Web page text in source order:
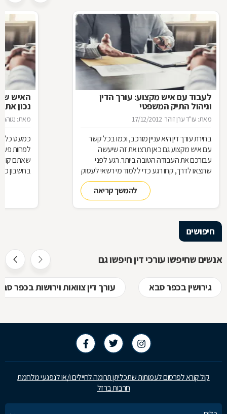
לעבוד עם איש מקצוע: עורך הדין
וניהול התיק המשפטי
מאת: עו"ד ערן זוהר 17/12/2012
בחירת עורך דין היא עניין מורכב, וכמו בכל קשר
עם איש מקצוע גם כאן תרצו את זה שיעשה
עבורכם את העבודה הטובה ביותר. רגע לפני
שתצאו לדרך, קחו רגע כדי ללמוד מי רשאי לעסוק
בעריכת דין ומה הידע הבסיסי הנדרש כדי לטפל
להמשך קריאה
האיש
נכון את
מאת: נגוהה
כמעט כל
לפחות
שאתם
בחשבון
חיפושים
אנשים שחיפשו עורכי דין חיפשו גם
גירושין בכפר סבא עורך דין צוואות וירושות בכפר
קול קורא לפרסום לעמותות שתכליתן תרומה לחיילים ו/או לנפגעי מלחמת
חרבות ברזל